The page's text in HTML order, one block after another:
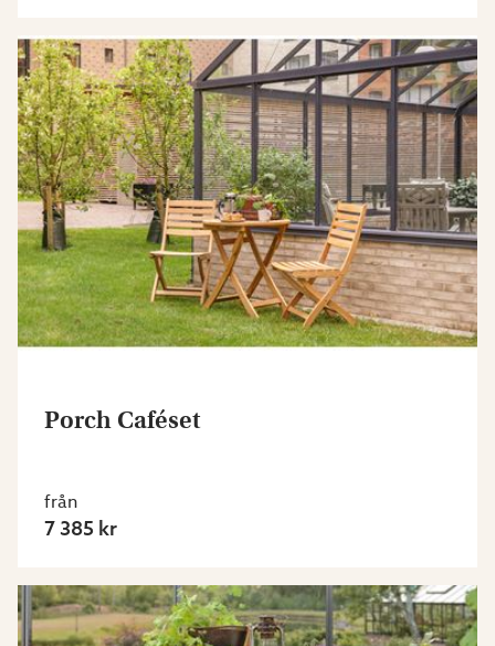
Porch Caféset
från
7 385 kr